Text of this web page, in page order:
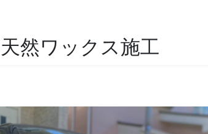
然ワックス施工